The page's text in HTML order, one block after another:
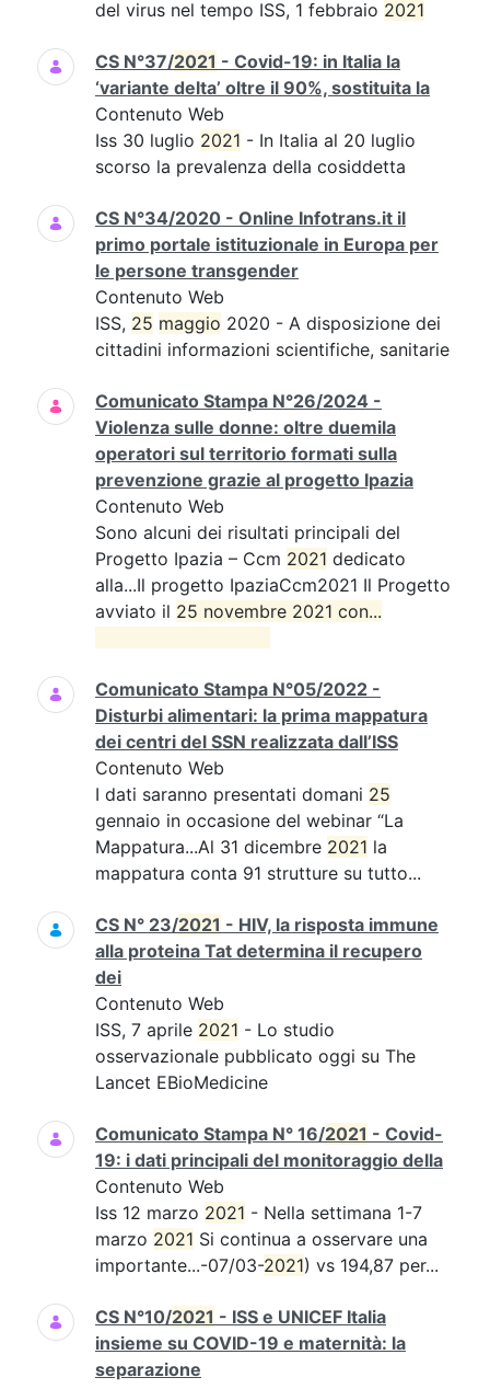
del virus nel tempo ISS, 1 febbraio 2021
CS N°37/2021 - Covid-19: in Italia la
‘variante delta’ oltre il 90%, sostituita la
Contenuto Web
Iss 30 luglio 2021 - In Italia al 20 luglio
scorso la prevalenza della cosiddetta
CS N°34/2020 - Online Infotrans.it il
primo portale istituzionale in Europa per
le persone transgender
Contenuto Web
ISS, 25 maggio 2020 - A disposizione dei
cittadini informazioni scientifiche, sanitarie
Comunicato Stampa N°26/2024 -
Violenza sulle donne: oltre duemila
operatori sul territorio formati sulla
prevenzione grazie al progetto Ipazia
Contenuto Web
Sono alcuni dei risultati principali del
Progetto Ipazia – Ccm 2021 dedicato
alla...Il progetto IpaziaCcm2021 Il Progetto
avviato il 25 novembre 2021 con...
Comunicato Stampa N°05/2022 -
Disturbi alimentari: la prima mappatura
dei centri del SSN realizzata dall’ISS
Contenuto Web
I dati saranno presentati domani 25
gennaio in occasione del webinar “La
Mappatura...Al 31 dicembre 2021 la
mappatura conta 91 strutture su tutto...
CS N° 23/2021 - HIV, la risposta immune
alla proteina Tat determina il recupero
dei
Contenuto Web
ISS, 7 aprile 2021 - Lo studio
osservazionale pubblicato oggi su The
Lancet EBioMedicine
Comunicato Stampa N° 16/2021 - Covid-
19: i dati principali del monitoraggio della
Contenuto Web
Iss 12 marzo 2021 - Nella settimana 1-7
marzo 2021 Si continua a osservare una
importante...-07/03-2021) vs 194,87 per...
CS N°10/2021 - ISS e UNICEF Italia
insieme su COVID-19 e maternità: la
separazione